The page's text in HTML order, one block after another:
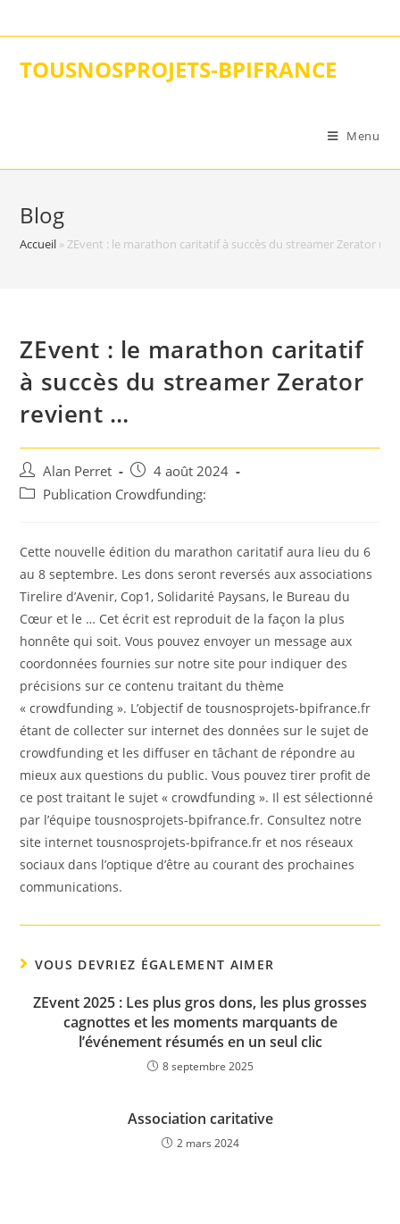
to
TOUSNOSPROJETS-BPIFRANCE
Menu
Blog
Accueil » ZEvent : le marathon caritatif à succès du streamer Zerator
ZEvent : le marathon caritatif
à succès du streamer Zerator
revient …
Auteur/autrice
de
Alan Perret
Post
published:
4 août 2024
PostPublication Crowdfunding:
Cette nouvelle édition du marathon caritatif aura lieu du 6
au 8 septembre. Les dons seront reversés aux associations
Tirelire d’Avenir, Cop1, Solidarité Paysans, le Bureau du
Cœur et le … Cet écrit est reproduit de la façon la plus
honnête qui soit. Vous pouvez envoyer un message aux
coordonnées fournies sur notre site pour indiquer des
précisions sur ce contenu traitant du thème
« crowdfunding ». L’objectif de tousnosprojets-bpifrance.fr
étant de collecter sur internet des données sur le sujet de
crowdfunding et les diffuser en tâchant de répondre au
mieux aux questions du public. Vous pouvez tirer profit de
ce post traitant le sujet « crowdfunding ». Il est sélectionné
par l’équipe tousnosprojets-bpifrance.fr. Consultez notre
site internet tousnosprojets-bpifrance.fr et nos réseaux
sociaux dans l’optique d’être au courant des prochaines
communications.
VOUS DEVRIEZ ÉGALEMENT AIMER
ZEvent 2025 : Les plus gros dons, les plus grosses
cagnottes et les moments marquants de
l’événement résumés en un seul clic
8 septembre 2025
Association caritative
2 mars 2024